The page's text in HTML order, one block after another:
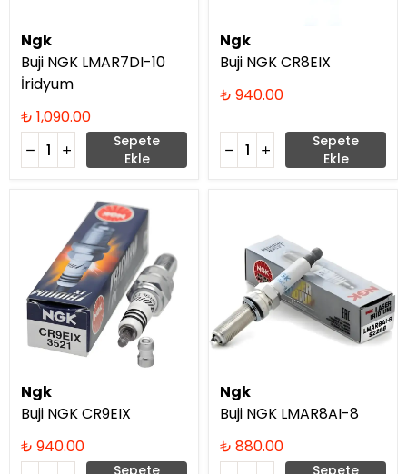
Ngk
Buji NGK LMAR7DI-10
İridyum
₺ 1,090.00
Sepete
Ekle
Ngk
Buji NGK CR8EIX
₺ 940.00
Sepete
Ekle
Ngk
Buji NGK CR9EIX
₺ 940.00
Sepete
Ngk
Buji NGK LMAR8AI-8
₺ 880.00
Sepete